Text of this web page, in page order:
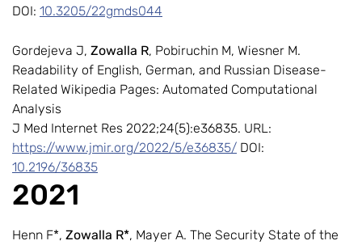
DOI: 10.3205/22gmds044
Gordejeva J, Zowalla R, Pobiruchin M, Wiesner M.
Readability of English, German, and Russian Disease-
Related Wikipedia Pages: Automated Computational
Analysis
J Med Internet Res 2022;24(5):e36835. URL:
https://www.jmir.org/2022/5/e36835/ DOI:
10.2196/36835
2021
Henn F*, Zowalla R*, Mayer A. The Security State of the